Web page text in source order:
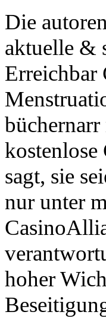
Die
aktuelle &
Erreichbar
kostenlose
sagt, sie
nur unter
hoher